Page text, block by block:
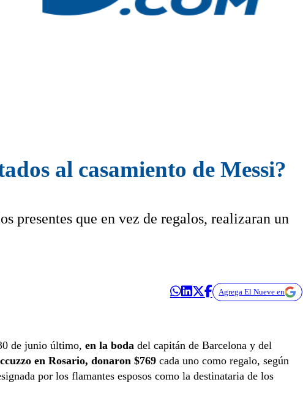
al casamiento de Messi?
presentes que en vez de regalos, realizaran un
Agrega El Nueve en
de junio último, en la boda del capitán de Barcelona y del
en Rosario, donaron $769 cada uno como regalo, según
por los flamantes esposos como la destinataria de los